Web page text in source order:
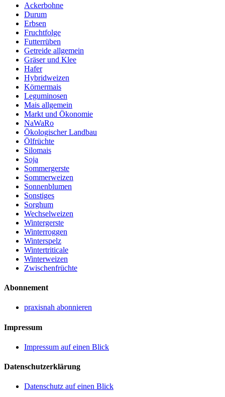
Ackerbohne
Durum
Erbsen
Fruchtfolge
Futterrüben
Getreide allgemein
Gräser und Klee
Hafer
Hybridweizen
Körnermais
Leguminosen
Mais allgemein
Markt und Ökonomie
NaWaRo
Ökologischer Landbau
Ölfrüchte
Silomais
Soja
Sommergerste
Sommerweizen
Sonnenblumen
Sonstiges
Sorghum
Wechselweizen
Wintergerste
Winterroggen
Winterspelz
Wintertriticale
Winterweizen
Zwischenfrüchte
Abonnement
praxisnah abonnieren
Impressum
Impressum auf einen Blick
Datenschutzerklärung
Datenschutz auf einen Blick